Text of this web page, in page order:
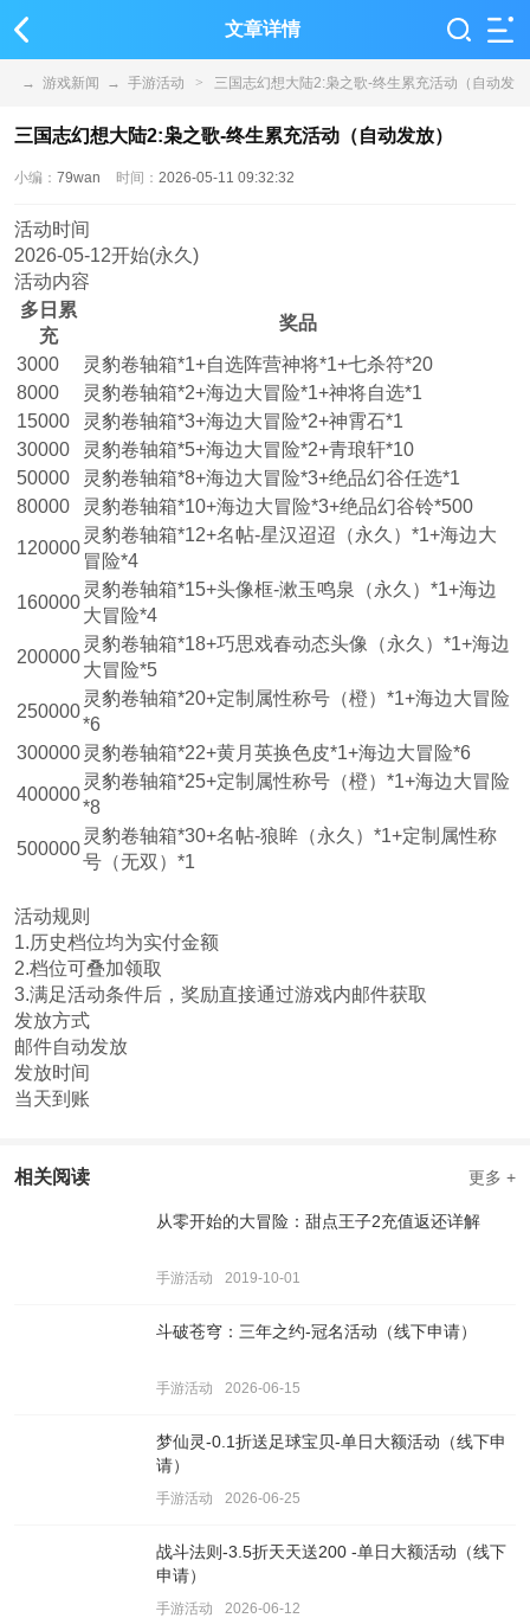
文章详情
→ 游戏新闻 → 手游活动 > 三国志幻想大陆2:枭之歌-终生累充活动（自动发
放）
三国志幻想大陆2:枭之歌-终生累充活动（自动发放）
小编： 79wan 时间： 2026-05-11 09:32:32
活动时间
2026-05-12开始(永久)
活动内容
多日累
充
奖品
3000
灵豹卷轴箱*1+自选阵营神将*1+七杀符*20
8000
灵豹卷轴箱*2+海边大冒险*1+神将自选*1
15000
灵豹卷轴箱*3+海边大冒险*2+神霄石*1
30000
灵豹卷轴箱*5+海边大冒险*2+青琅轩*10
50000
灵豹卷轴箱*8+海边大冒险*3+绝品幻谷任选*1
80000
灵豹卷轴箱*10+海边大冒险*3+绝品幻谷铃*500
120000
灵豹卷轴箱*12+名帖-星汉迢迢（永久）*1+海边大
冒险*4
160000
灵豹卷轴箱*15+头像框-漱玉鸣泉（永久）*1+海边
大冒险*4
200000
灵豹卷轴箱*18+巧思戏春动态头像（永久）*1+海边
大冒险*5
250000
灵豹卷轴箱*20+定制属性称号（橙）*1+海边大冒险
*6
300000 灵豹卷轴箱*22+黄月英换色皮*1+海边大冒险*6
400000
灵豹卷轴箱*25+定制属性称号（橙）*1+海边大冒险
*8
500000
灵豹卷轴箱*30+名帖-狼眸（永久）*1+定制属性称
号（无双）*1
活动规则
1.历史档位均为实付金额
2.档位可叠加领取
3.满足活动条件后，奖励直接通过游戏内邮件获取
发放方式
邮件自动发放
发放时间
当天到账
相关阅读 更多 +
从零开始的大冒险：甜点王子2充值返还详解
手游活动 2019-10-01
斗破苍穹：三年之约-冠名活动（线下申请）
手游活动 2026-06-15
梦仙灵-0.1折送足球宝贝-单日大额活动（线下申
请）
手游活动 2026-06-25
战斗法则-3.5折天天送200 -单日大额活动（线下
申请）
手游活动 2026-06-12